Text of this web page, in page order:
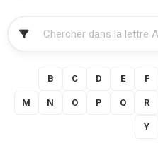
B C D E F
M N O P Q R
Y